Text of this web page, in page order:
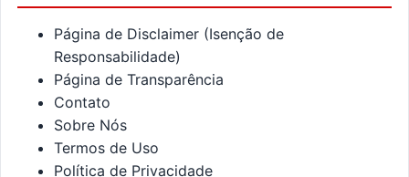
Página de Disclaimer (Isenção de
Responsabilidade)
Página de Transparência
Contato
Sobre Nós
Termos de Uso
Política de Privacidade